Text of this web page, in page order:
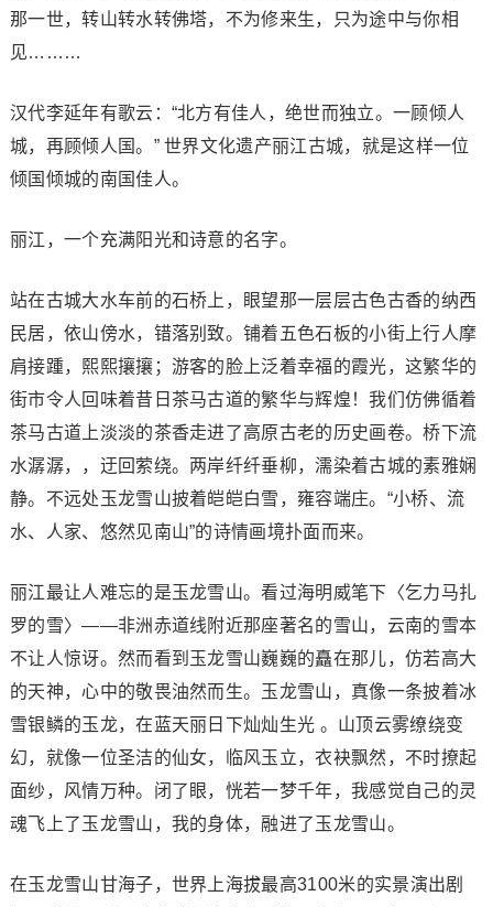
那一世，转山转水转佛塔，不为修来生，只为途中与你相
见………
汉代李延年有歌云：“北方有佳人，绝世而独立。一顾倾人
城，再顾倾人国。” 世界文化遗产丽江古城，就是这样一位
倾国倾城的南国佳人。
丽江，一个充满阳光和诗意的名字。
站在古城大水车前的石桥上，眼望那一层层古色古香的纳西
民居，依山傍水，错落别致。铺着五色石板的小街上行人摩
肩接踵，熙熙攘攘；游客的脸上泛着幸福的霞光，这繁华的
街市令人回味着昔日茶马古道的繁华与辉煌！我们仿佛循着
茶马古道上淡淡的茶香走进了高原古老的历史画卷。桥下流
水潺潺，，迂回萦绕。两岸纤纤垂柳，濡染着古城的素雅娴
静。不远处玉龙雪山披着皑皑白雪，雍容端庄。“小桥、流
水、人家、悠然见南山”的诗情画境扑面而来。
丽江最让人难忘的是玉龙雪山。看过海明威笔下〈乞力马扎
罗的雪〉——非洲赤道线附近那座著名的雪山，云南的雪本
不让人惊讶。然而看到玉龙雪山巍巍的矗在那儿，仿若高大
的天神，心中的敬畏油然而生。玉龙雪山，真像一条披着冰
雪银鳞的玉龙，在蓝天丽日下灿灿生光 。山顶云雾缭绕变
幻，就像一位圣洁的仙女，临风玉立，衣袂飘然，不时撩起
面纱，风情万种。闭了眼，恍若一梦千年，我感觉自己的灵
魂飞上了玉龙雪山，我的身体，融进了玉龙雪山。
在玉龙雪山甘海子，世界上海拔最高3100米的实景演出剧